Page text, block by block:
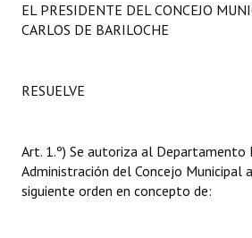
Registros y Distinciones
Premio al Mérito - Registro
Mujeres que Dejaron Huellas - Registro
EL PRESIDENTE DEL CONCEJO
CARLOS DE BARILOCHE
RESUELVE
Art. 1.º) Se autoriza al Departamento
Administración del Concejo Municipal
siguiente orden en concepto de: